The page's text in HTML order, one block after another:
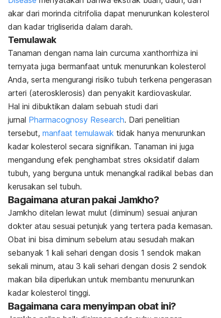
akar dari morinda citrifolia dapat menurunkan kolesterol
dan kadar trigliserida dalam darah.
Temulawak
Tanaman dengan nama lain curcuma xanthorrhiza ini
ternyata juga bermanfaat untuk menurunkan kolesterol
Anda, serta mengurangi risiko tubuh terkena pengerasan
arteri (aterosklerosis) dan penyakit kardiovaskular.
Hal ini dibuktikan dalam sebuah studi dari
jurnal Pharmacognosy Research. Dari penelitian
tersebut, manfaat temulawak tidak hanya menurunkan
kadar kolesterol secara signifikan. Tanaman ini juga
mengandung efek penghambat stres oksidatif dalam
tubuh, yang berguna untuk menangkal radikal bebas dan
kerusakan sel tubuh.
Bagaimana aturan pakai Jamkho?
Jamkho ditelan lewat mulut (diminum) sesuai anjuran
dokter atau sesuai petunjuk yang tertera pada kemasan.
Obat ini bisa diminum sebelum atau sesudah makan
sebanyak 1 kali sehari dengan dosis 1 sendok makan
sekali minum, atau 3 kali sehari dengan dosis 2 sendok
makan bila diperlukan untuk membantu menurunkan
kadar kolesterol tinggi.
Bagaimana cara menyimpan obat ini?